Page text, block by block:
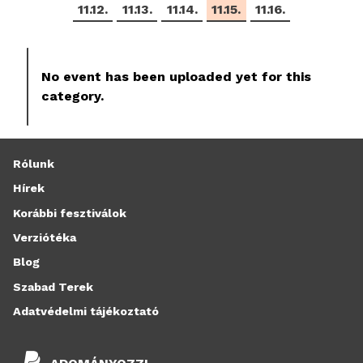
11.12.
11.13. 11.14. 11.15. 11.16.
No event has been uploaded yet for this
category.
Rólunk
Hírek
Korábbi fesztiválok
Verziótéka
Blog
Szabad Terek
Adatvédelmi tájékoztató